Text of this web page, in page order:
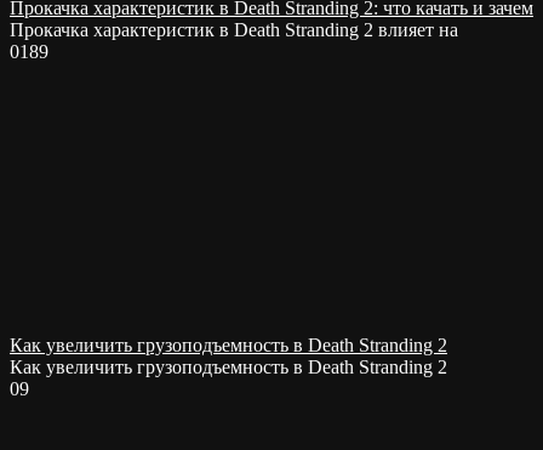
Прокачка характеристик в Death Stranding 2: что качать и зачем
Прокачка характеристик в Death Stranding 2 влияет на
0189
Как увеличить грузоподъемность в Death Stranding 2
Как увеличить грузоподъемность в Death Stranding 2
09